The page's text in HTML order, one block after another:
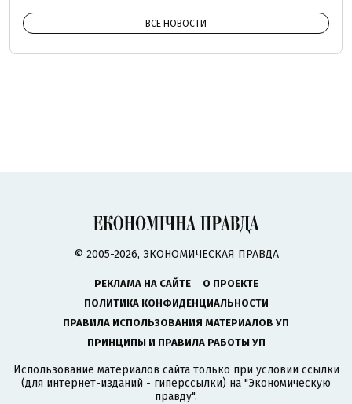
ВСЕ НОВОСТИ
© 2005-2026, ЭКОНОМИЧЕСКАЯ ПРАВДА
РЕКЛАМА НА САЙТЕ
О ПРОЕКТЕ
ПОЛИТИКА КОНФИДЕНЦИАЛЬНОСТИ
ПРАВИЛА ИСПОЛЬЗОВАНИЯ МАТЕРИАЛОВ УП
ПРИНЦИПЫ И ПРАВИЛА РАБОТЫ УП
Использование материалов сайта только при условии ссылки
(для интернет-изданий - гиперссылки) на "Экономическую
правду".